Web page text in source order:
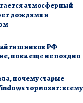
атмосферный
дождями и
айтишников РФ
пока еще не поздно
почему старые
тормозят: всему